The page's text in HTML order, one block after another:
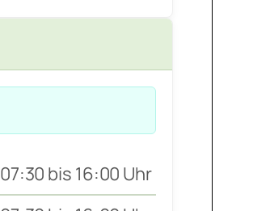
07:30 bis 16:00 Uhr